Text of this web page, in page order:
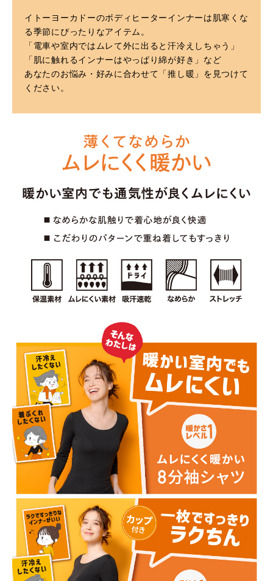
イトーヨーカドーのボディヒーターインナーは肌寒くな
る季節にぴったりなアイテム。
「電車や室内ではムレて外に出ると汗冷えしちゃう」
「肌に触れるインナーはやっぱり綿が好き」など
あなたのお悩み・好みに合わせて「推し暖」を見つけて
ください。